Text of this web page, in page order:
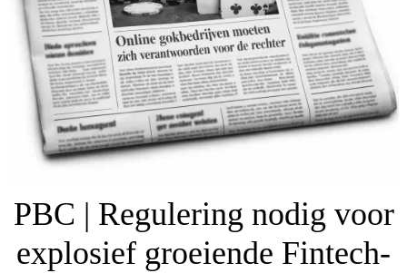
PBC | Regulering nodig voor
explosief groeiende Fintech-